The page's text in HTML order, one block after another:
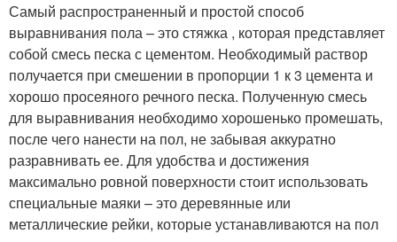
Самый распространенный и простой способ
выравнивания пола – это стяжка , которая представляет
собой смесь песка с цементом. Необходимый раствор
получается при смешении в пропорции 1 к 3 цемента и
хорошо просеяного речного песка. Полученную смесь
для выравнивания необходимо хорошенько промешать,
после чего нанести на пол, не забывая аккуратно
разравнивать ее. Для удобства и достижения
максимально ровной поверхности стоит использовать
специальные маяки – это деревянные или
металлические рейки, которые устанавливаются на пол